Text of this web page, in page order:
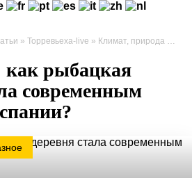
» Торревьеха-live » Климат, природа
как рыбацкая
современным